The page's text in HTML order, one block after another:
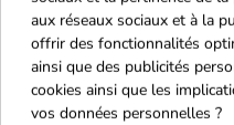
Prix Public TTC :51,75
Plus de 400 colis :
De 200 à 399 colis :
De 100 à 199 colis :
aux réseaux sociaux et à la
offrir des fonctionnalités
ainsi que des publicités
cookies ainsi que les
vos données personnelles ?